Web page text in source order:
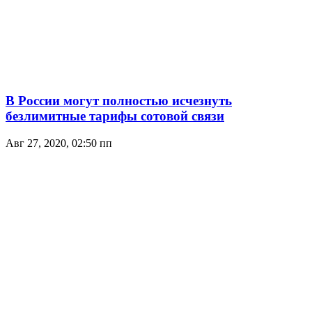
В России могут полностью исчезнуть
безлимитные тарифы сотовой связи
Авг 27, 2020, 02:50 пп